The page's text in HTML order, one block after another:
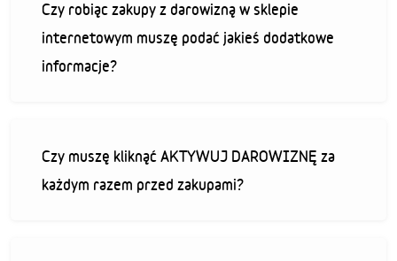
Czy robiąc zakupy z darowizną w sklepie
internetowym muszę podać jakieś dodatkowe
informacje?
Czy muszę kliknąć AKTYWUJ DAROWIZNĘ za
każdym razem przed zakupami?